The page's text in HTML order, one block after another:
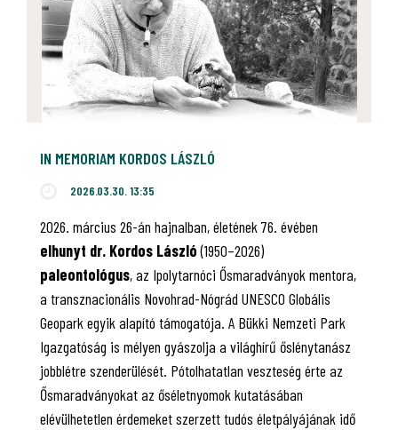
IN MEMORIAM KORDOS LÁSZLÓ
2026.03.30. 13:35
2026. március 26-án hajnalban, életének 76. évében
elhunyt dr. Kordos László(1950–2026)
paleontológus, az Ipolytarnóci Ősmaradványok mentora,
a transznacionális Novohrad-Nógrád UNESCO Globális
Geopark egyik alapító támogatója. A Bükki Nemzeti Park
Igazgatóság is mélyen gyászolja a világhírű őslénytanász
jobblétre szenderülését. Pótolhatatlan veszteség érte az
Ősmaradványokat az őséletnyomok kutatásában
elévülhetetlen érdemeket szerzett tudós életpályájának idő